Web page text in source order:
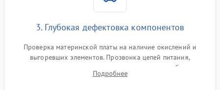
3. Глубокая дефектовка компонентов
Проверка материнской платы на наличие окислений и
выгоревших элементов. Прозвонка цепей питания,
тестирование приводных моторов колес и турбины
всасывания. Оценка состояния оптических и инфракрасных
Подробнее